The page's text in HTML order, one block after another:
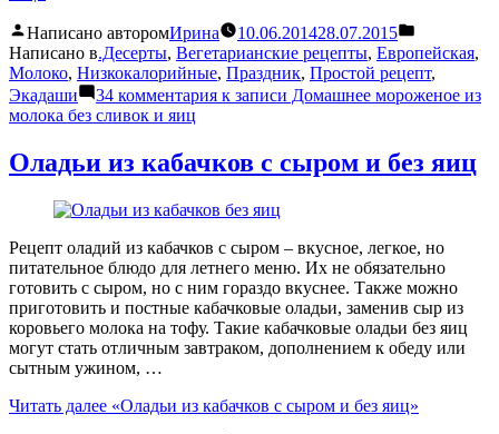
Написано авторомИрина 10.06.201428.07.2015
Написано в.Десерты, Вегетарианские рецепты, Европейская,
Молоко, Низкокалорийные, Праздник, Простой рецепт,
Экадаши
34 комментария к записи Домашнее мороженое из
молока без сливок и яиц
Оладьи из кабачков с сыром и без яиц
Рецепт оладий из кабачков с сыром – вкусное, легкое, но
питательное блюдо для летнего меню. Их не обязательно
готовить с сыром, но с ним гораздо вкуснее. Также можно
приготовить и постные кабачковые оладьи, заменив сыр из
коровьего молока на тофу. Такие кабачковые оладьи без яиц
могут стать отличным завтраком, дополнением к обеду или
сытным ужином, …
Читать далее «Оладьи из кабачков с сыром и без яиц»